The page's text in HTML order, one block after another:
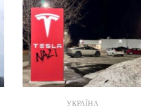
УКРАЇНА